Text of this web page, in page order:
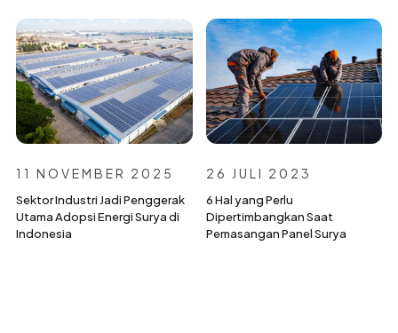
11 NOVEMBER 2025
Sektor Industri Jadi Penggerak
Utama Adopsi Energi Surya di
Indonesia
26 JULI 2023
6 Hal yang Perlu
Dipertimbangkan Saat
Pemasangan Panel Surya